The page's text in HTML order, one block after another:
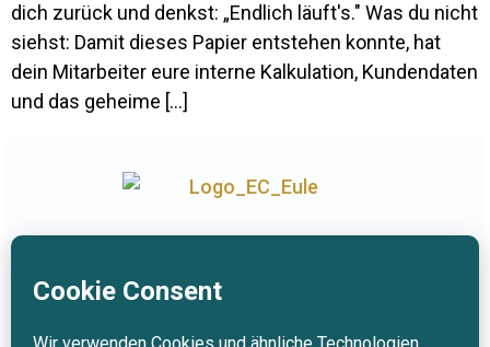
dich zu­rück und denkst: „End­lich läuft's." Was du nicht
siehst: Damit dieses Pa­pier ent­stehen konnte, hat
dein Mit­ar­beiter eure in­terne Kal­ku­la­tion, Kun­den­daten
und das geheime […]
Impressum